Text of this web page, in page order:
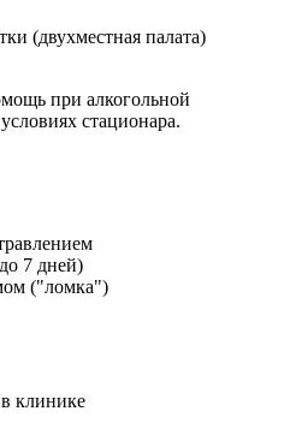
(двухместная палата)
при алкогольной
стационара.
7 дней)
("ломка")
клинике